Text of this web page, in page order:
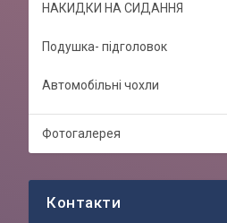
НАКИДКИ НА СИДАННЯ
Подушка- підголовок
Автомобільні чохли
Фотогалерея